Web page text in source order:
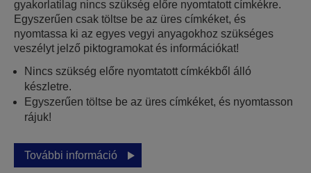
gyakorlatilag nincs szükség előre nyomtatott címkékre.
Egyszerűen csak töltse be az üres címkéket, és
nyomtassa ki az egyes vegyi anyagokhoz szükséges
veszélyt jelző piktogramokat és információkat!
Nincs szükség előre nyomtatott címkékből álló
készletre.
Egyszerűen töltse be az üres címkéket, és nyomtasson
rájuk!
További információ